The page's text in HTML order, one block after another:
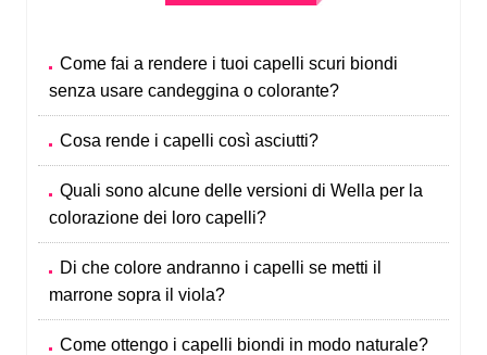
Come fai a rendere i tuoi capelli scuri biondi
senza usare candeggina o colorante?
Cosa rende i capelli così asciutti?
Quali sono alcune delle versioni di Wella per la
colorazione dei loro capelli?
Di che colore andranno i capelli se metti il
marrone sopra il viola?
Come ottengo i capelli biondi in modo naturale?